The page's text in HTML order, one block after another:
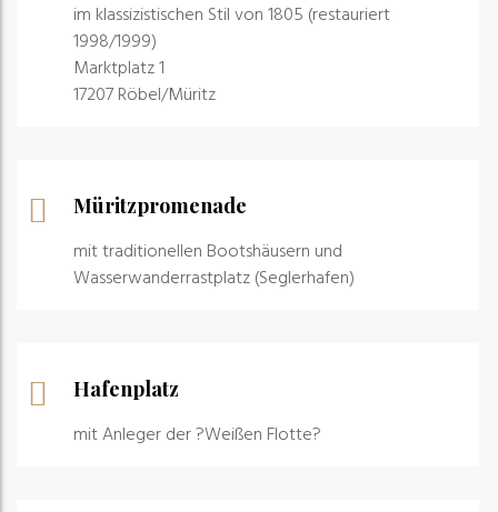
im klassizistischen Stil von 1805 (restauriert
1998/1999)
Marktplatz 1
17207 Röbel/Müritz
Müritzpromenade
mit traditionellen Bootshäusern und
Wasserwanderrastplatz (Seglerhafen)
Hafenplatz
mit Anleger der ?Weißen Flotte?